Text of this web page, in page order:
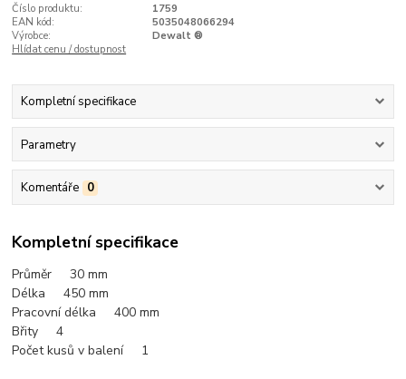
Číslo produktu:
1759
EAN kód:
5035048066294
Výrobce:
Dewalt ®
Hlídat cenu / dostupnost
Kompletní specifikace
Parametry
Komentáře 0
Kompletní specifikace
Průměr 30 mm
Délka 450 mm
Pracovní délka 400 mm
Břity 4
Počet kusů v balení 1